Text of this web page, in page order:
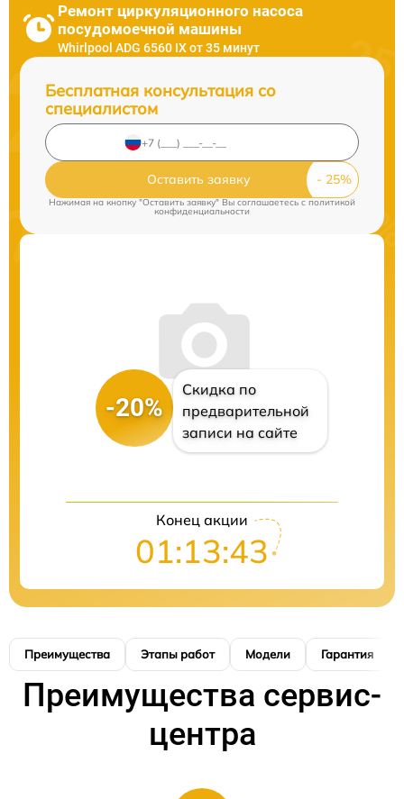
Ремонт циркуляционного насоса
посудомоечной машины
Whirlpool ADG 6560 IX от 35 минут
Бесплатная консультация со
специалистом
Оставить заявку
Нажимая на кнопку "Оставить заявку" Вы соглашаетесь c политикой
конфиденциальности
-20%
Скидка по
предварительной
записи на сайте
Конец акции
01:13:42
Преимущества Этапы работ Модели Гарантия
Преимущества сервис-
центра